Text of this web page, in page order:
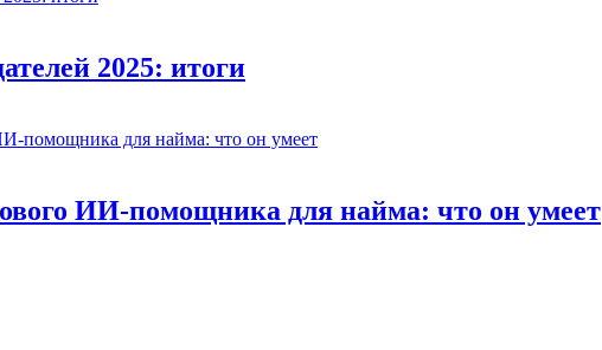
2025: итоги
ИИ-помощника для найма: что он умеет